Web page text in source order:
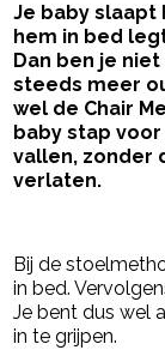
Je baby slaapt
hem in bed
Dan ben je
steeds meer
wel de Chair
baby stap
vallen, zonder
verlaten.
Bij de
in bed.
Je bent dus wel
in te grijpen.